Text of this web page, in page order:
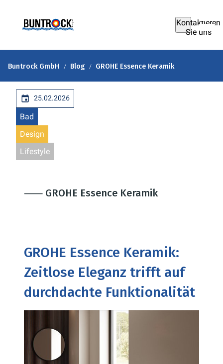
Kontaktieren
Sie uns
Buntrock GmbH Blog GROHE Essence Keramik
25.02.2026
Bad
Design
Lifestyle
⸺ GROHE Essence Keramik
GROHE Essence Keramik:
Zeitlose Eleganz trifft auf
durchdachte Funktionalität